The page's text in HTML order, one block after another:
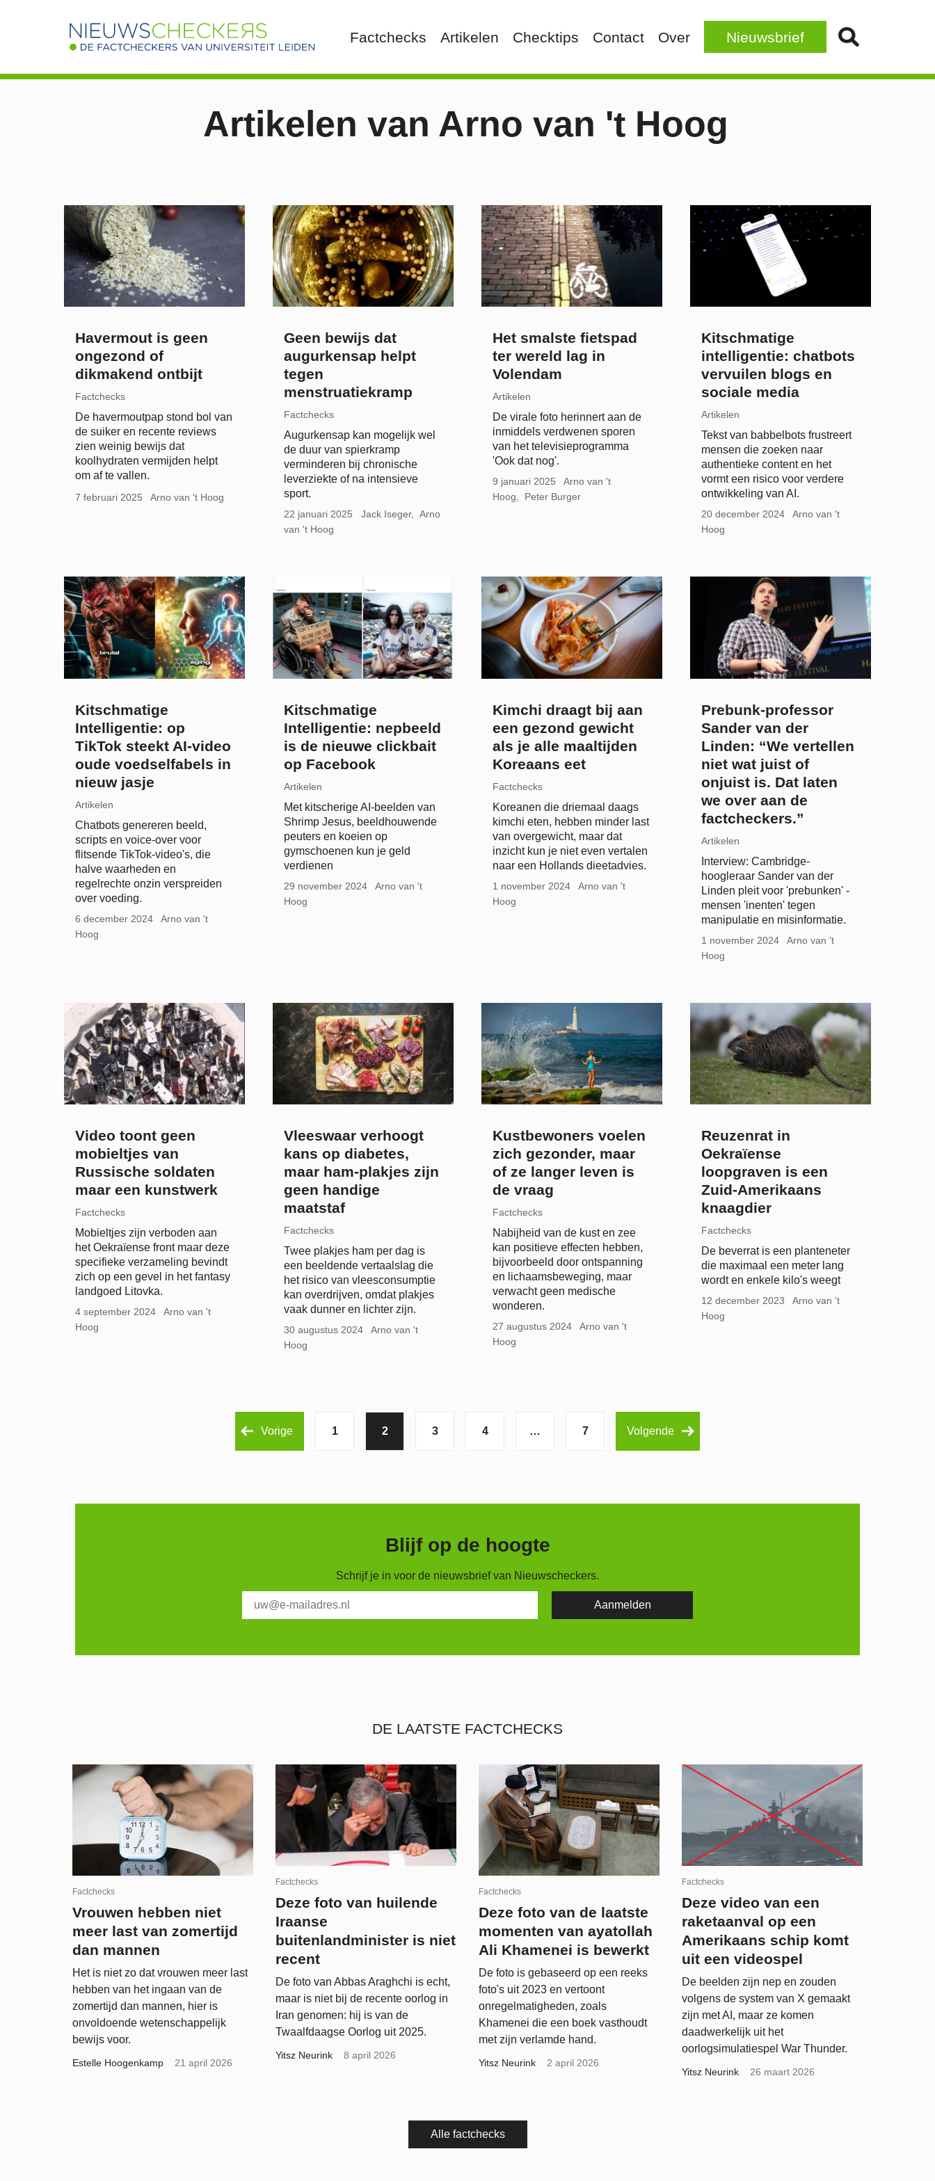
Factchecks Artikelen Checktips Contact Over Nieuwsbrief
Artikelen van Arno van 't Hoog
Havermout is geen
ongezond of
dikmakend ontbijt
Factchecks
De havermoutpap stond bol van
de suiker en recente reviews
zien weinig bewijs dat
koolhydraten vermijden helpt
om af te vallen.
7 februari 2025 Arno van 't Hoog
Geen bewijs dat
augurkensap helpt
tegen
menstruatiekramp
Factchecks
Augurkensap kan mogelijk wel
de duur van spierkramp
verminderen bij chronische
leverziekte of na intensieve
sport.
22 januari 2025 Jack Iseger
Arno
van 't Hoog
Het smalste fietspad
ter wereld lag in
Volendam
Artikelen
De virale foto herinnert aan de
inmiddels verdwenen sporen
van het televisieprogramma
'Ook dat nog'.
9 januari 2025
Arno van 't
Hoog
Peter Burger
Kitschmatige
intelligentie: chatbots
vervuilen blogs en
sociale media
Artikelen
Tekst van babbelbots frustreert
mensen die zoeken naar
authentieke content en het
vormt een risico voor verdere
ontwikkeling van AI.
20 december 2024
Arno van 't
Hoog
Kitschmatige
Intelligentie: op
TikTok steekt AI-video
oude voedselfabels in
nieuw jasje
Artikelen
Chatbots genereren beeld,
scripts en voice-over voor
flitsende TikTok-video's, die
halve waarheden en
regelrechte onzin verspreiden
over voeding.
6 december 2024
Arno van 't
Hoog
Kitschmatige
Intelligentie: nepbeeld
is de nieuwe clickbait
op Facebook
Artikelen
Met kitscherige AI-beelden van
Shrimp Jesus, beeldhouwende
peuters en koeien op
gymschoenen kun je geld
verdienen
29 november 2024
Arno van 't
Hoog
Kimchi draagt bij aan
een gezond gewicht
als je alle maaltijden
Koreaans eet
Factchecks
Koreanen die driemaal daags
kimchi eten, hebben minder last
van overgewicht, maar dat
inzicht kun je niet even vertalen
naar een Hollands dieetadvies.
1 november 2024
Arno van 't
Hoog
Prebunk-professor
Sander van der
Linden: “We vertellen
niet wat juist of
onjuist is. Dat laten
we over aan de
factcheckers.”
Artikelen
Interview: Cambridge-
hoogleraar Sander van der
Linden pleit voor 'prebunken' -
mensen 'inenten' tegen
manipulatie en misinformatie.
1 november 2024
Arno van 't
Hoog
Video toont geen
mobieltjes van
Russische soldaten
maar een kunstwerk
Factchecks
Mobieltjes zijn verboden aan
het Oekraïense front maar deze
specifieke verzameling bevindt
zich op een gevel in het fantasy
landgoed Litovka.
4 september 2024
Arno van 't
Hoog
Vleeswaar verhoogt
kans op diabetes,
maar ham-plakjes zijn
geen handige
maatstaf
Factchecks
Twee plakjes ham per dag is
een beeldende vertaalslag die
het risico van vleesconsumptie
kan overdrijven, omdat plakjes
vaak dunner en lichter zijn.
30 augustus 2024
Arno van 't
Hoog
Kustbewoners voelen
zich gezonder, maar
of ze langer leven is
de vraag
Factchecks
Nabijheid van de kust en zee
kan positieve effecten hebben,
bijvoorbeeld door ontspanning
en lichaamsbeweging, maar
verwacht geen medische
wonderen.
27 augustus 2024
Arno van 't
Hoog
Reuzenrat in
Oekraïense
loopgraven is een
Zuid-Amerikaans
knaagdier
Factchecks
De beverrat is een planteneter
die maximaal een meter lang
wordt en enkele kilo's weegt
12 december 2023
Arno van 't
Hoog
Vorige 1 2 3 4 … 7 Volgende
Blijf op de hoogte
Schrijf je in voor de nieuwsbrief van Nieuwscheckers.
DE LAATSTE FACTCHECKS
Factchecks
Vrouwen hebben niet
meer last van zomertijd
dan mannen
Het is niet zo dat vrouwen meer last
hebben van het ingaan van de
zomertijd dan mannen, hier is
onvoldoende wetenschappelijk
bewijs voor.
Estelle Hoogenkamp 21 april 2026
Factchecks
Deze foto van huilende
Iraanse
buitenlandminister is niet
recent
De foto van Abbas Araghchi is echt,
maar is niet bij de recente oorlog in
Iran genomen: hij is van de
Twaalfdaagse Oorlog uit 2025.
Yitsz Neurink 8 april 2026
Factchecks
Deze foto van de laatste
momenten van ayatollah
Ali Khamenei is bewerkt
De foto is gebaseerd op een reeks
foto's uit 2023 en vertoont
onregelmatigheden, zoals
Khamenei die een boek vasthoudt
met zijn verlamde hand.
Yitsz Neurink 2 april 2026
Factchecks
Deze video van een
raketaanval op een
Amerikaans schip komt
uit een videospel
De beelden zijn nep en zouden
volgens de system van X gemaakt
zijn met AI, maar ze komen
daadwerkelijk uit het
oorlogsimulatiespel War Thunder.
Yitsz Neurink 26 maart 2026
Alle factchecks